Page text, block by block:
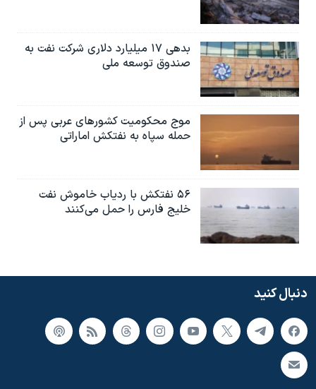
بدهی ۱۷ میلیارد دلاری شرکت نفت به
صندوق توسعه ملی
موج محکومیت کشورهای عربی پس از
حمله سپاه به نفتکش اماراتی
۵۶ نفتکش با ردیاب خاموش نفت
خلیج فارس را حمل می‌کنند
دنبال کنید